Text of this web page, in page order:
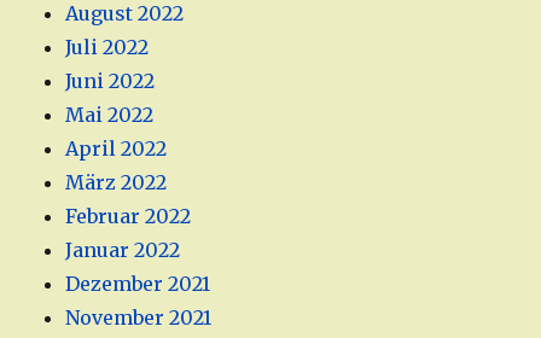
August 2022
Juli 2022
Juni 2022
Mai 2022
April 2022
März 2022
Februar 2022
Januar 2022
Dezember 2021
November 2021